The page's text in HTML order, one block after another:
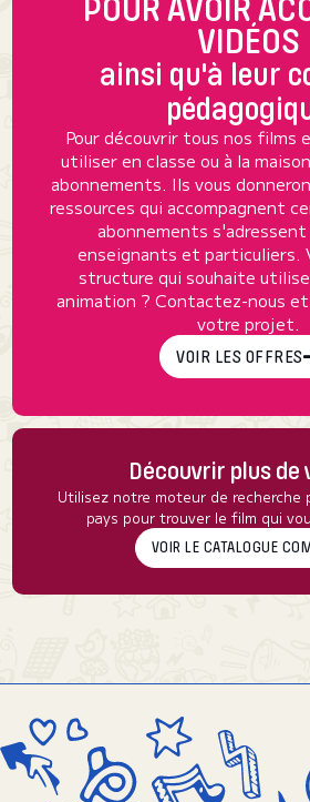
POUR AVOIR
VIDÉOS
ainsi qu'à leur
Pour découvrir tous nos films
utiliser en classe ou à la
abonnements. Ils vous
ressources qui accompagnent
abonnements s'adressent
enseignants et particuliers.
structure qui souhaite
animation ? Contactez-nous
votre projet.
VOIR LES OFFRES
Découvrir plus de
Utilisez notre moteur de recherche
pays pour trouver le film qui
VOIR LE CATALOGUE